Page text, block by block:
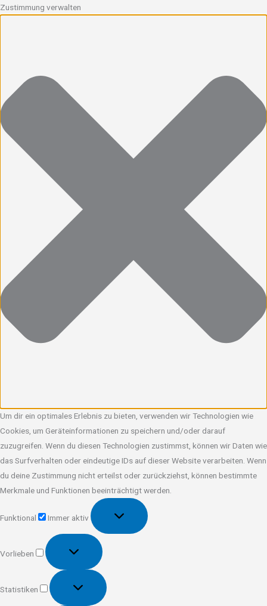
Zustimmung verwalten
Um dir ein optimales Erlebnis zu bieten, verwenden wir Technologien wie
Cookies, um Geräteinformationen zu speichern und/oder darauf
zuzugreifen. Wenn du diesen Technologien zustimmst, können wir Daten wie
das Surfverhalten oder eindeutige IDs auf dieser Website verarbeiten. Wenn
du deine Zustimmung nicht erteilst oder zurückziehst, können bestimmte
Merkmale und Funktionen beeinträchtigt werden.
Funktional
Immer aktiv
Vorlieben
Vorlieben
Statistiken
Statistiken